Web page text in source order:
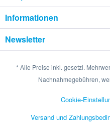
Informationen
Newsletter
* Alle Preise inkl. gesetzl.
Nachnahmegebühren,
Cookie-
Versand und